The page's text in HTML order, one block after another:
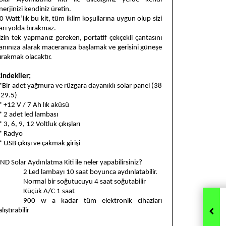
kendiniz üretin.
Watt’l ık bu kit, tüm iklim koşullarına uygun olup sizi
yolda bırakmaz.
tek yapmanız gereken, portatif çekçekli çantasını
alarak maceranıza başlamak ve gerisini güneşe
olacaktır.
adet yağmura ve rüzgara dayanıklı solar panel (38
+12 V / 7 Ah lık aküsü
2 adet led lambası
3, 6, 9, 12 Voltluk çıkışları
Radyo
USB çıkışı ve çakmak girişi
Solar Aydınlatma Kiti ile neler yapabilirsiniz?
2 Led lambayı 10 saat boyunca aydınlatabilir.
Normal bir soğutucuyu 4 saat soğutabilir
Küçük A/C 1 saat
900 w a kadar tüm elektronik cihazları